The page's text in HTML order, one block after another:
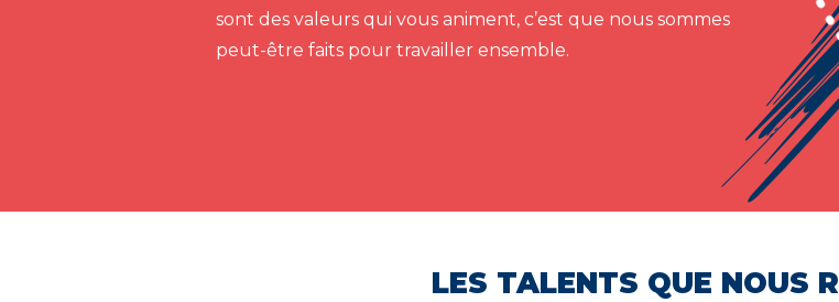
sont des valeurs qui vous animent, c’est que nous sommes
peut-être faits pour travailler ensemble.
LES TALENTS QUE NOUS